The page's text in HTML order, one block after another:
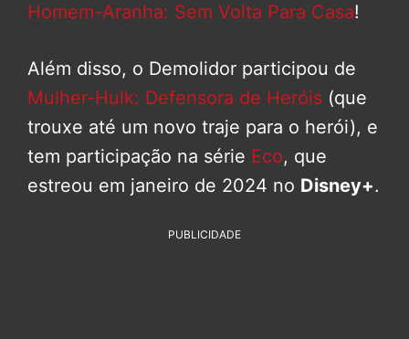
Homem-Aranha: Sem Volta Para Casa!
Além disso, o Demolidor participou de
Mulher-Hulk: Defensora de Heróis (que
trouxe até um novo traje para o herói), e
tem participação na série Eco, que
estreou em janeiro de 2024 no Disney+.
PUBLICIDADE